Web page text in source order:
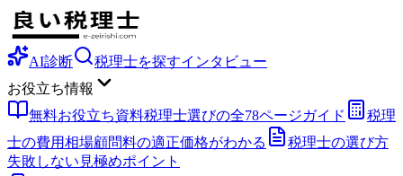
AI診断 税理士を探すインタビュー
お役立ち情報
無料お役立ち資料税理士選びの全78ページガイド
税理
士の費用相場顧問料の適正価格がわかる
税理士の選び方
失敗しない見極めポイント